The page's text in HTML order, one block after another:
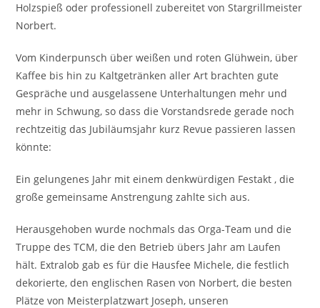
Holzspieß oder professionell zubereitet von Stargrillmeister
Norbert.
Vom Kinderpunsch über weißen und roten Glühwein, über
Kaffee bis hin zu Kaltgetränken aller Art brachten gute
Gespräche und ausgelassene Unterhaltungen mehr und
mehr in Schwung, so dass die Vorstandsrede gerade noch
rechtzeitig das Jubiläumsjahr kurz Revue passieren lassen
könnte:
Ein gelungenes Jahr mit einem denkwürdigen Festakt , die
große gemeinsame Anstrengung zahlte sich aus.
Herausgehoben wurde nochmals das Orga-Team und die
Truppe des TCM, die den Betrieb übers Jahr am Laufen
hält. Extralob gab es für die Hausfee Michele, die festlich
dekorierte, den englischen Rasen von Norbert, die besten
Plätze von Meisterplatzwart Joseph, unseren